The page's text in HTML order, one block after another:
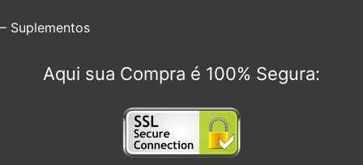
– Suplementos
Aqui sua Compra é 100% Segura: